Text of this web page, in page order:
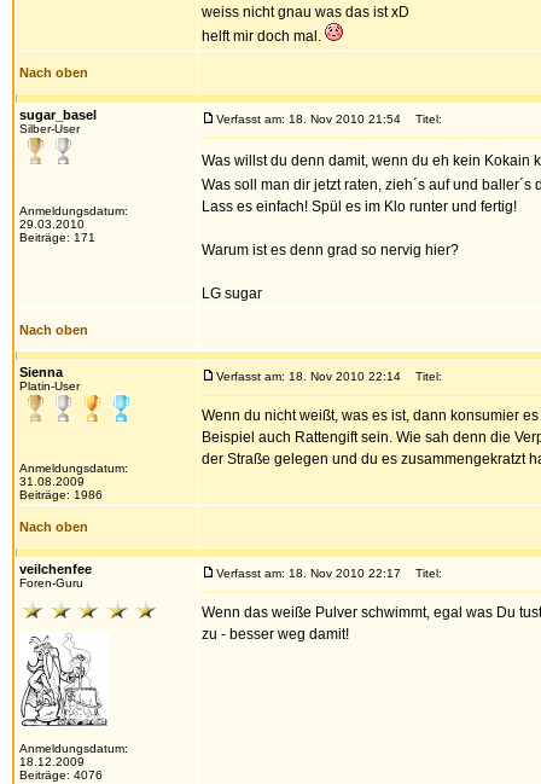
weiss nicht gnau was das ist xD
helft mir doch mal.
Nach oben
sugar_basel
Silber-User
Anmeldungsdatum:
29.03.2010
Beiträge: 171
Verfasst am: 18. Nov 2010 21:54 Titel:
Was willst du denn damit, wenn du eh kein
Was soll man dir jetzt raten, zieh´s auf und
Lass es einfach! Spül es im Klo runter und fertig!
Warum ist es denn grad so nervig hier?
LG sugar
Nach oben
Sienna
Platin-User
Anmeldungsdatum:
31.08.2009
Beiträge: 1986
Verfasst am: 18. Nov 2010 22:14 Titel:
Wenn du nicht weißt, was es ist, dann konsumier
Beispiel auch Rattengift sein. Wie sah denn die
der Straße gelegen und du es zusammengekratzt
Nach oben
veilchenfee
Foren-Guru
Anmeldungsdatum:
18.12.2009
Beiträge: 4076
Verfasst am: 18. Nov 2010 22:17 Titel:
Wenn das weiße Pulver schwimmt, egal was Du
zu - besser weg damit!